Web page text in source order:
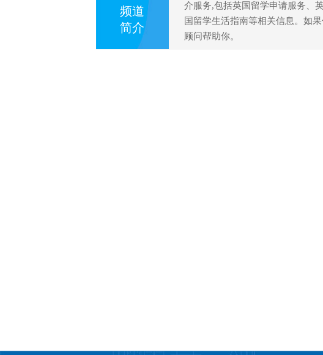
频道
简介
介服务,包括英国留学申请服务、
国留学生活指南等相关信息。如
顾问帮助你。